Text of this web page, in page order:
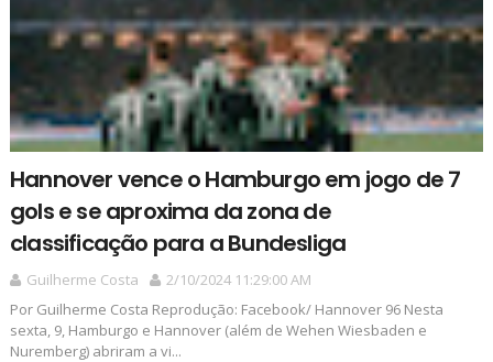
Hannover vence o Hamburgo em jogo de 7
gols e se aproxima da zona de
classificação para a Bundesliga
Guilherme Costa
2/10/2024 11:29:00 AM
Por Guilherme Costa Reprodução: Facebook/ Hannover 96 Nesta
sexta, 9, Hamburgo e Hannover (além de Wehen Wiesbaden e
Nuremberg) abriram a vi...